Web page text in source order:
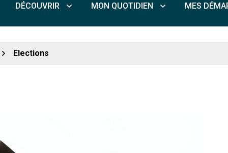
DÉCOUVRIR MON QUOTIDIEN MES
Elections